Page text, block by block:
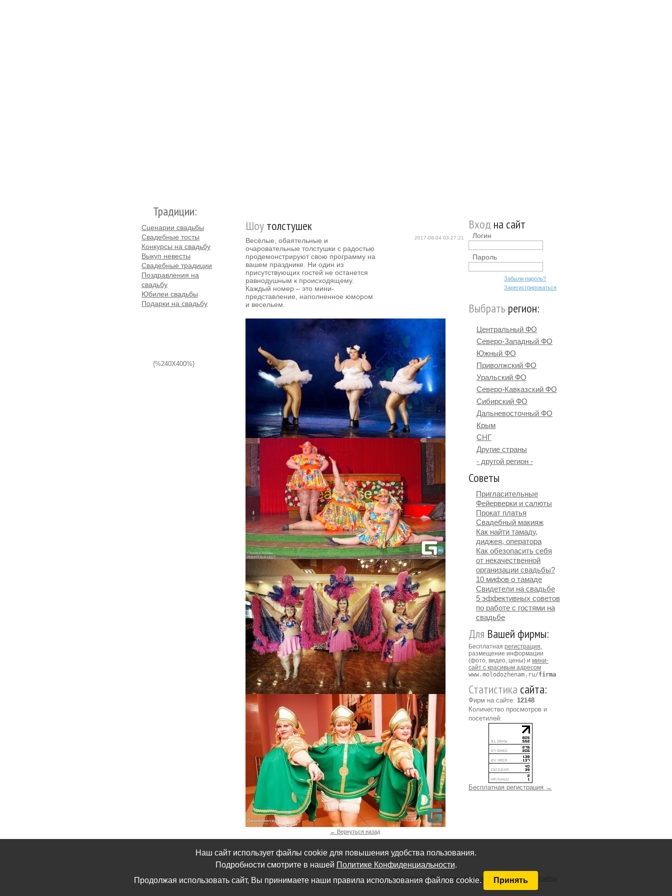
Традиции:
Сценарии свадьбы
Свадебные тосты
Конкурсы на свадьбу
Выкуп невесты
Свадебные традиции
Поздравления на
свадьбу
Юбилеи свадьбы
Подарки на свадьбу
{%240X400%}
Шоутолстушек
Весёлые, обаятельные и
очаровательные толстушки с радостью
продемонстрируют свою программу на
вашем празднике. Ни один из
присутствующих гостей не останется
равнодушным к происходящему.
Каждый номер – это мини-
представление, наполненное юмором
и весельем.
2017-08-04 03:27:21
← Вернуться назад
Вход на сайт
Логин
Пароль
Забыли пароль?
Зарегистрироваться
Выбрать регион:
Центральный ФО
Северо-Западный ФО
Южный ФО
Приволжский ФО
Уральский ФО
Северо-Кавказский ФО
Сибирский ФО
Дальневосточный ФО
Крым
СНГ
Другие страны
- другой регион -
Советы
Пригласительные
Фейерверки и салюты
Прокат платья
Свадебный макияж
Как найти тамаду,
диджея, оператора
Как обезопасить себя
от некачественной
организации свадьбы?
10 мифов о тамаде
Свидетели на свадьбе
5 эффективных советов
по работе с гостями на
свадьбе
Для Вашей фирмы:
Бесплатная регистрация,
размещение информации
(фото, видео, цены) и мини-
сайт с красивым адресом
www.molodozhenam.ru/firma
Статистика сайта:
Фирм на сайте: 12148
Количество просмотров и
посетилей:
Бесплатная регистрация →
Контакты Реклама О проекте Свадебные сайты
Наш сайт использует файлы cookie для повышения удобства пользования.
Подробности смотрите в нашей Политике Конфиденциальности.
Продолжая использовать сайт, Вы принимаете наши правила использования файлов cookie.
Принять